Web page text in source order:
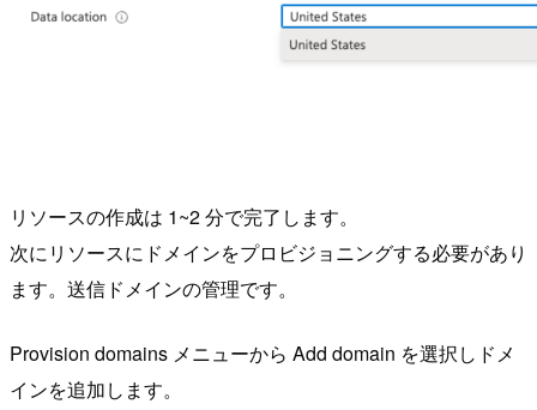
リソースの作成は 1~2 分で完了します。
次にリソースにドメインをプロビジョニングする必要があり
ます。送信ドメインの管理です。
Provision domains メニューから Add domain を選択しドメ
インを追加します。